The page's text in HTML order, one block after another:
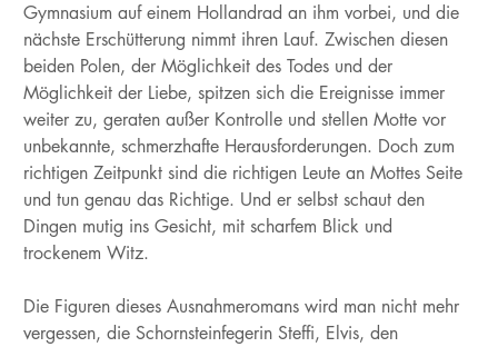
Gymnasium auf einem Hollandrad an ihm vorbei, und die
nächste Erschütterung nimmt ihren Lauf. Zwischen diesen
beiden Polen, der Möglichkeit des Todes und der
Möglichkeit der Liebe, spitzen sich die Ereignisse immer
weiter zu, geraten außer Kontrolle und stellen Motte vor
unbekannte, schmerzhafte Herausforderungen. Doch zum
richtigen Zeitpunkt sind die richtigen Leute an Mottes Seite
und tun genau das Richtige. Und er selbst schaut den
Dingen mutig ins Gesicht, mit scharfem Blick und
trockenem Witz.
Die Figuren dieses Ausnahmeromans wird man nicht mehr
vergessen, die Schornsteinfegerin Steffi, Elvis, den